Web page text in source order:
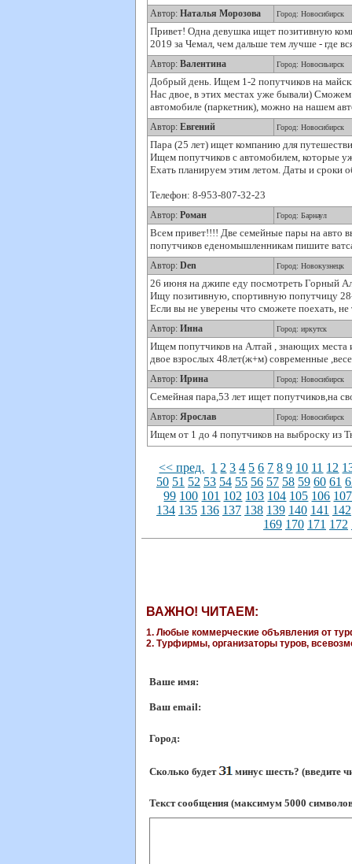
Автор: Наталья Морозова Город: Новосибирск
Привет! Одна девушка ищет позитивную
2019 за Чемал, чем дальше тем лучше - где
Автор: Валентина Город: Новосиьирск
Добрый день. Ищем 1-2 попутчиков на
Нас двое, в этих местах уже бывали)
автомобиле (паркетник), можно на нашем
Автор: Евгений Город: Новосибирск
Пара (25 лет) ищет компанию для
Ищем попутчиков с автомобилем, которые
Ехать планируем этим летом. Даты и сроки
Телефон: 8-953-807-32-23
Автор: Роман Город: Барнаул
Всем привет!!!! Две семейные пары на авто
попутчиков еденомышленникам пишите
Автор: Den Город: Новокузнецк
26 июня на джипе еду посмотреть Горный
Ищу позитивную, спортивную попутчицу
Если вы не уверены что сможете поехать, не
Автор: Инна Город: иркутск
Ищем попутчиков на Алтай , знающих места
двое взрослых 48лет(ж+м) современные
Автор: Ирина Город: Новосибирск
Семейная пара,53 лет ищет попутчиков,на
Автор: Ярослав Город: Новосибирск
Ищем от 1 до 4 попутчиков на выброску из
<< пред. 1 2 3 4 5 6 7 8 9 10 11 12
50 51 52 53 54 55 56 57 58 59 60 61
99 100 101 102 103 104 105 106 107
134 135 136 137 138 139 140 141 142
169 170 171 172
ВАЖНО! ЧИТАЕМ:
1. Любые коммерческие объявления от
2. Турфирмы, организаторы туров,
Ваше имя:
Ваш еmail:
Город:
Сколько будет минус шесть? (введите
Текст сообщения (максимум 5000